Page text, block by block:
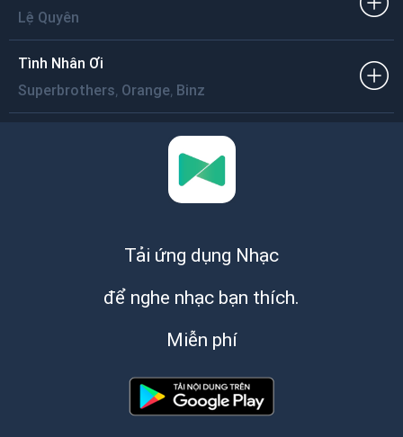
Lệ Quyên
Tình Nhân Ơi
Superbrothers, Orange, Binz
Tải ứng dụng Nhạc
để nghe nhạc bạn thích.
Miễn phí